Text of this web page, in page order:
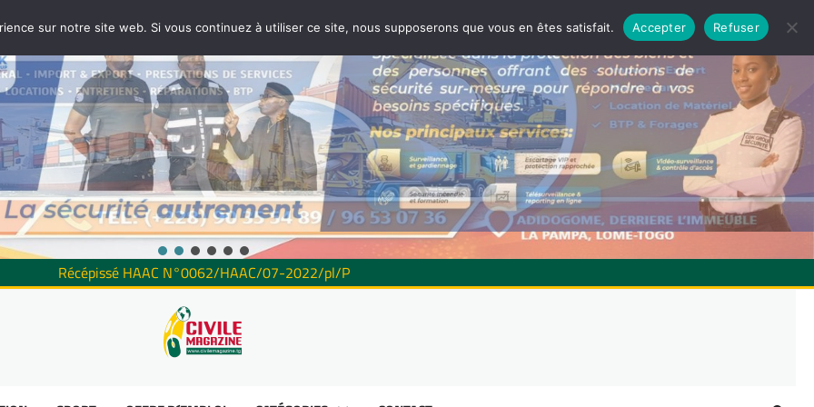
Récépissé HAAC N°0062/HAAC/07-2022/pl/P
sur notre site web. Si vous continuez à utiliser ce site, nous supposerons que vous en êtes satisfait. Accepter Refuser